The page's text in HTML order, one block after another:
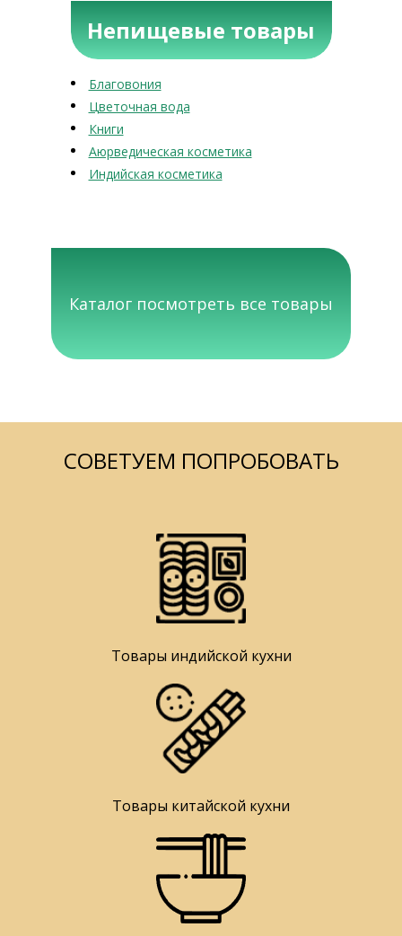
Непищевые товары
Благовония
Цветочная вода
Книги
Аюрведическая косметика
Индийская косметика
Каталог посмотреть все товары
СОВЕТУЕМ ПОПРОБОВАТЬ
Товары индийской кухни
Товары китайской кухни